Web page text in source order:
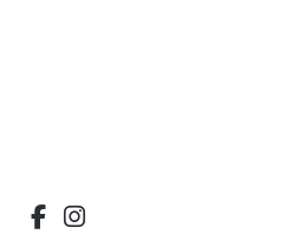
facebook.com/bdvereniging/
instagram.com/